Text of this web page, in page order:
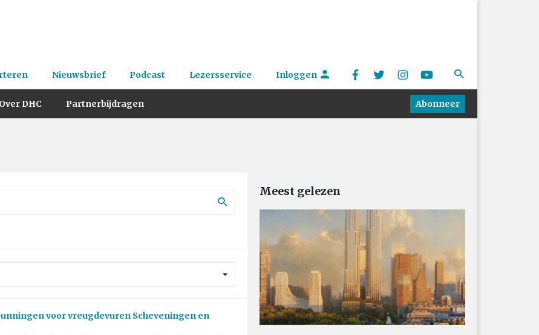
Nieuwsbrief Podcast Lezersservice Inloggen
Over DHC Partnerbijdragen Abonneer
voor vreugdevuren Scheveningen en
Meest gelezen